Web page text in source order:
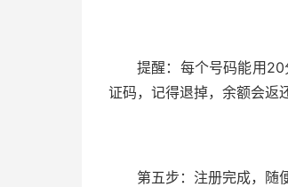
提醒：每个号码能用
证码，记得退掉，余额会返
第五步：注册完成，随